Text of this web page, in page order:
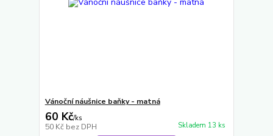
Vánoční náušnice baňky - matná
60 Kč/ks
50 Kč bez DPH Skladem 13 ks